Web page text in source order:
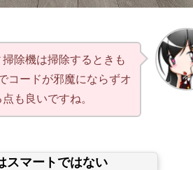
除機は掃除するときも
コードが邪魔にならずオ
も良いですね。
スマートではない